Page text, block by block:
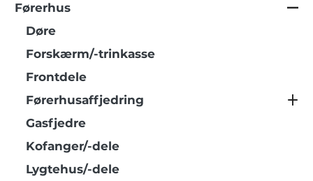
Førerhus
Døre
Forskærm/-trinkasse
Frontdele
Førerhusaffjedring
Gasfjedre
Kofanger/-dele
Lygtehus/-dele